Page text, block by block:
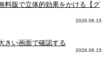
料版で立体的効果をかける【グ
2026.06.15
きい画面で確認する
2026.06.15